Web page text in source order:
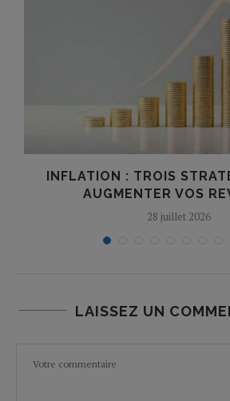
INFLATION : TROIS
AUGMENTER VOS
28 juillet 2026
LAISSEZ UN